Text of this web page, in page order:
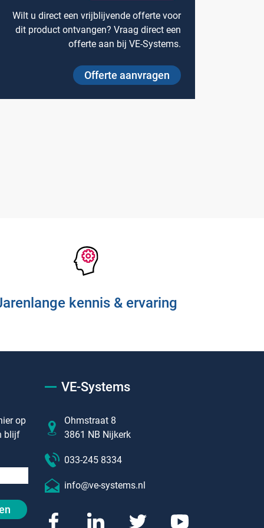
Wilt u direct een vrijblijvende offerte voor
dit product ontvangen? Vraag direct een
offerte aan bij VE-Systems.
Offerte aanvragen
kennis & ervaring
op
blijf
VE-Systems
Ohmstraat 8
3861 NB Nijkerk
033-245 8334
info@ve-systems.nl
Over VE-Systems
Ons team